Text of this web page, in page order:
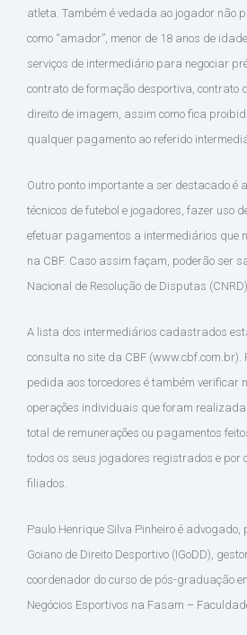
atleta. Também é vedada ao jogador não
como “amador”, menor de 18 anos de
serviços de intermediário para negociar
contrato de formação desportiva, contrato
direito de imagem, assim como fica
qualquer pagamento ao referido
Outro ponto importante a ser destacado é
técnicos de futebol e jogadores, fazer uso
efetuar pagamentos a intermediários que
na CBF. Caso assim façam, poderão ser
Nacional de Resolução de Disputas
A lista dos intermediários cadastrados
consulta no site da CBF (www.cbf.com.br).
pedida aos torcedores é também verificar
operações individuais que foram
total de remunerações ou pagamentos
todos os seus jogadores registrados e por
filiados.
Paulo Henrique Silva Pinheiro é advogado,
Goiano de Direito Desportivo (IGoDD),
coordenador do curso de pós-graduação
Negócios Esportivos na Fasam –